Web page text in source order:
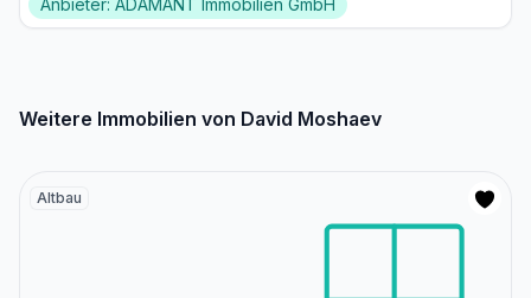
Anbieter: ADAMANT Immobilien GmbH
Weitere Immobilien von David Moshaev
Altbau